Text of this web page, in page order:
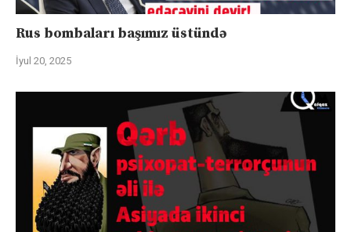
Rus bombaları başımız üstündə
İyul 20, 2025